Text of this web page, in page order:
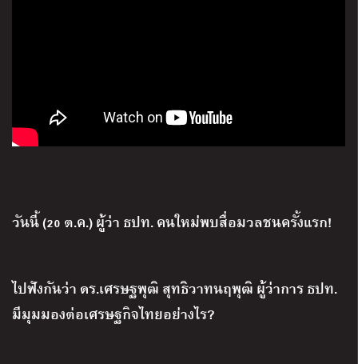
วันนี้ (20 ต.ค.) ผู้ว่า ธปท. คนใหม่พบสื่อมวลชนครั้งแรก!
ไปฟังกันว่า ดร.เศรษฐพุฒิ สุทธิวาทนฤพุฒิ ผู้ว่าการ ธปท.
มีมุมมองต่อเศรษฐกิจไทยอย่างไร?